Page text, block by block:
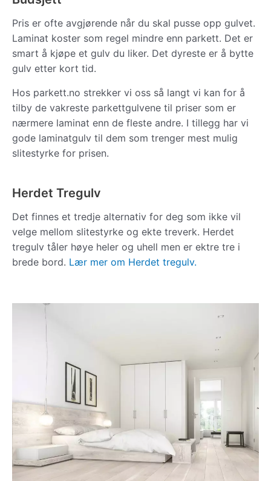
Pris er ofte avgjørende når du skal pusse opp gulvet.
Laminat koster som regel mindre enn parkett. Det er
smart å kjøpe et gulv du liker. Det dyreste er å bytte
gulv etter kort tid.
Hos parkett.no strekker vi oss så langt vi kan for å
tilby de vakreste parkettgulvene til priser som er
nærmere laminat enn de fleste andre. I tillegg har vi
gode laminatgulv til dem som trenger mest mulig
slitestyrke for prisen.
Herdet Tregulv
Det finnes et tredje alternativ for deg som ikke vil
velge mellom slitestyrke og ekte treverk. Herdet
tregulv tåler høye heler og uhell men er ektre tre i
brede bord. Lær mer om Herdet tregulv.